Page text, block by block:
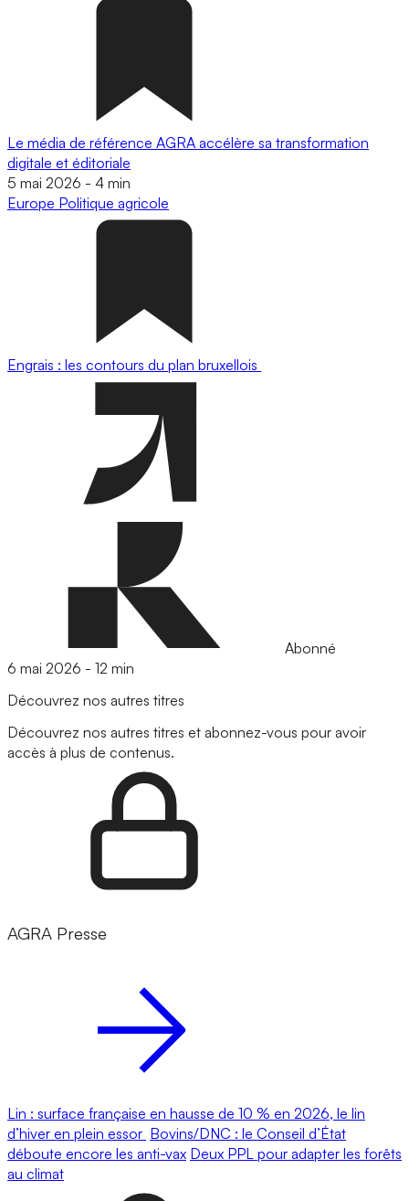
Le média de référence AGRA accélère sa transformation
digitale et éditoriale
5 mai 2026 - 4 min
Europe Politique agricole
Engrais : les contours du plan bruxellois
Abonné
6 mai 2026 - 12 min
Découvrez nos autres titres
Découvrez nos autres titres et abonnez-vous pour avoir
accès à plus de contenus.
AGRA Presse
Lin : surface française en hausse de 10 % en 2026, le lin
d’hiver en plein essor Bovins/DNC : le Conseil d’État
déboute encore les anti-vax Deux PPL pour adapter les forêts
au climat